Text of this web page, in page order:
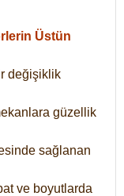
Üstün
değişiklik
güzellik
sağlanan
ve boyutlarda